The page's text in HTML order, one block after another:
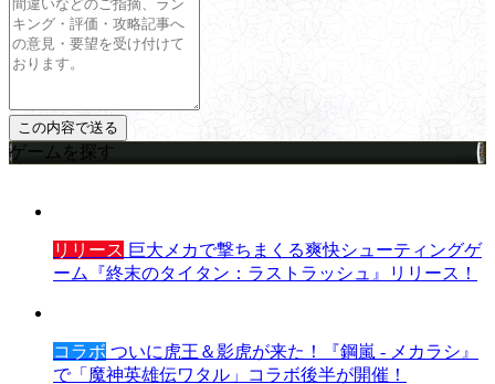
ゲームを探す
リリース 巨大メカで撃ちまくる爽快シューティングゲ
ーム『終末のタイタン：ラストラッシュ』リリース！
コラボ ついに虎王＆影虎が来た！『鋼嵐 - メカラシ』
で「魔神英雄伝ワタル」コラボ後半が開催！